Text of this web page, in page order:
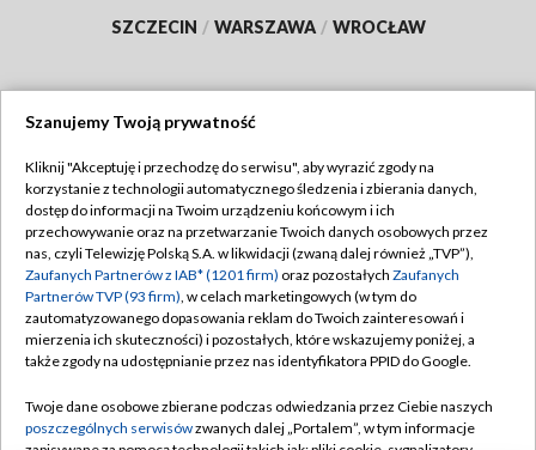
SZCZECIN / WARSZAWA / WROCŁAW
TVP
Abonament TVP
Emisja w TVP
Centrum informacji TVP
Naziemna Telewizja Cyfrowa
Rada Programowa
Regulamin TVP
Polityka prywatności
Moje zgody
Pomoc
Kontakt
Szanujemy Twoją prywatność
Kliknij "Akceptuję i przechodzę do serwisu", aby wyrazić zgody na
korzystanie z technologii automatycznego śledzenia i zbierania danych,
dostęp do informacji na Twoim urządzeniu końcowym i ich
przechowywanie oraz na przetwarzanie Twoich danych osobowych przez
nas, czyli Telewizję Polską S.A. w likwidacji (zwaną dalej również „TVP”),
Zaufanych Partnerów z IAB* (1201 firm) oraz pozostałych Zaufanych
Partnerów TVP (93 firm), w celach marketingowych (w tym do
zautomatyzowanego dopasowania reklam do Twoich zainteresowań i
mierzenia ich skuteczności) i pozostałych, które wskazujemy poniżej, a
także zgody na udostępnianie przez nas identyfikatora PPID do Google.
Twoje dane osobowe zbierane podczas odwiedzania przez Ciebie naszych
poszczególnych serwisówzwanych dalej „Portalem”, w tym informacje